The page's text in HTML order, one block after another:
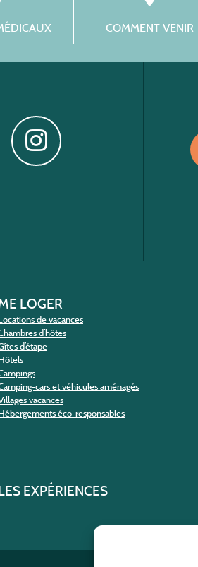
COMMENT VENIR
LOGER
de vacances
d’hôtes
d’étape
cars et véhicules aménagés
vacances
éco-responsables
EXPÉRIENCES